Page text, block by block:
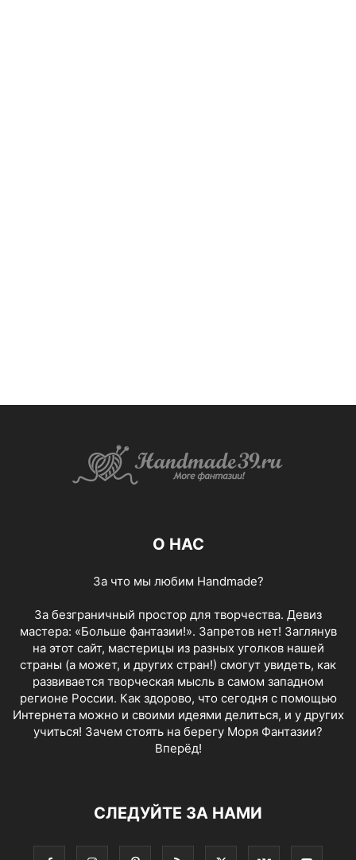
О НАС
За что мы любим Handmade?
За безграничный простор для творчества. Девиз
мастера: «Больше фантазии!». Запретов нет! Заглянув
на этот сайт, мастерицы из разных уголков нашей
страны (а может, и других стран!) смогут увидеть, как
развивается творческая мысль в самом западном
регионе России. Как здорово, что сегодня с помощью
Интернета можно и своими идеями делиться, и у других
учиться! Зачем стоять на берегу Моря Фантазии?
Вперёд!
СЛЕДУЙТЕ ЗА НАМИ